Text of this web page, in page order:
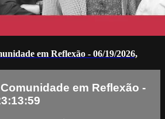
em Reflexão - 06/19/2026,
em Reflexão -